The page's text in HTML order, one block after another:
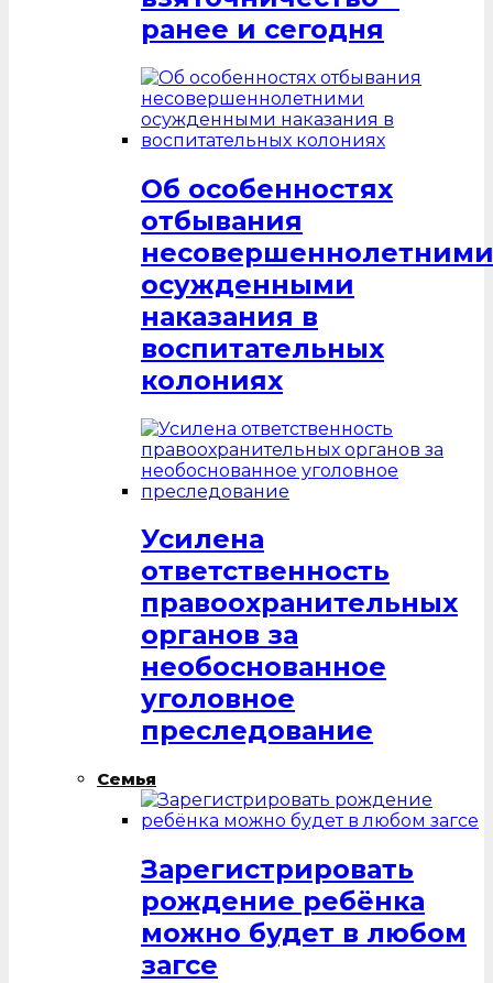
ранее и сегодня
Об особенностях
отбывания
несовершеннолетними
осужденными
наказания в
воспитательных
колониях
Усилена
ответственность
правоохранительных
органов за
необоснованное
уголовное
преследование
Семья
Зарегистрировать
рождение ребёнка
можно будет в любом
загсе